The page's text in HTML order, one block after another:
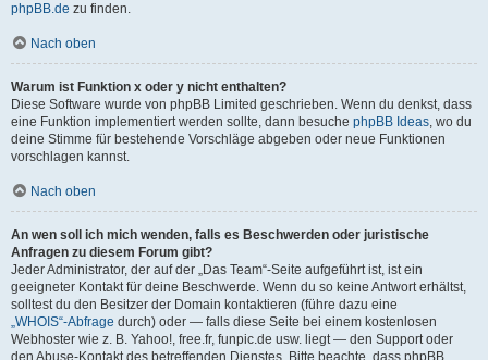
phpBB.de zu finden.
Nach oben
Warum ist Funktion x oder y nicht enthalten?
Diese Software wurde von phpBB Limited geschrieben. Wenn du denkst, dass
eine Funktion implementiert werden sollte, dann besuche phpBB Ideas, wo du
deine Stimme für bestehende Vorschläge abgeben oder neue Funktionen
vorschlagen kannst.
Nach oben
An wen soll ich mich wenden, falls es Beschwerden oder juristische
Anfragen zu diesem Forum gibt?
Jeder Administrator, der auf der „Das Team“-Seite aufgeführt ist, ist ein
geeigneter Kontakt für deine Beschwerde. Wenn du so keine Antwort erhältst,
solltest du den Besitzer der Domain kontaktieren (führe dazu eine
„WHOIS“-Abfrage durch) oder — falls diese Seite bei einem kostenlosen
Webhoster wie z. B. Yahoo!, free.fr, funpic.de usw. liegt — den Support oder
den Abuse-Kontakt des betreffenden Dienstes. Bitte beachte, dass phpBB